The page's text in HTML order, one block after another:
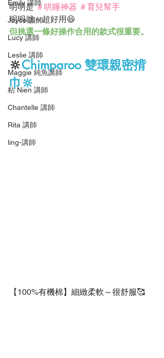
Emily 講師
Joyce 講師
Lucy 講師
Leslie 講師
Maggie 純魚講師
粘 Nien 講師
Chantelle 講師
Rita 講師
ling-講師
明明是 ＃哄睡神器 ＃育兒幫手
明明就～超好用😆
但挑選一條好操作合用的款式很重要。
🔆Chimparoo 雙環親密揹
巾🔆
【100%有機棉】細緻柔軟～很舒服🥰